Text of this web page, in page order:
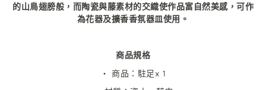
的山鳥翅膀般，而陶瓷與藤素材的交織使作品富自然美感，可作
為花器及擴香香氛器皿使用。
商品規格
・ 商品：駐足x 1